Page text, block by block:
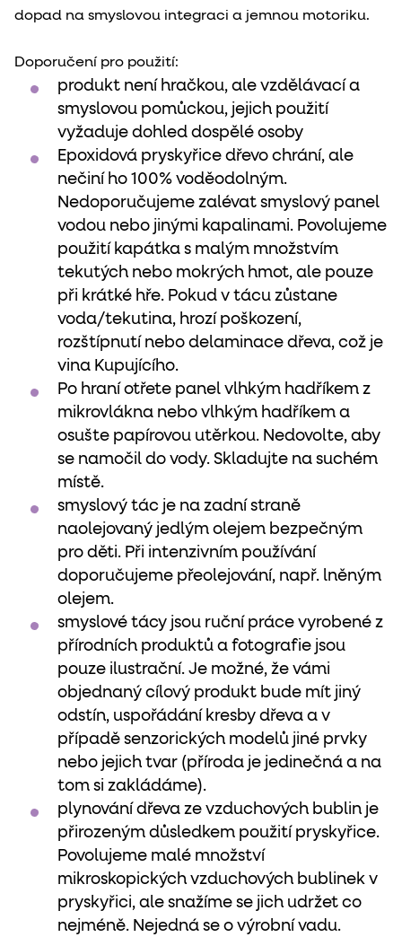
dopad na smyslovou integraci a jemnou motoriku.
Doporučení pro použití:
produkt není hračkou, ale vzdělávací a
smyslovou pomůckou, jejich použití
vyžaduje dohled dospělé osoby
Epoxidová pryskyřice dřevo chrání, ale
nečiní ho 100% voděodolným.
Nedoporučujeme zalévat smyslový panel
vodou nebo jinými kapalinami. Povolujeme
použití kapátka s malým množstvím
tekutých nebo mokrých hmot, ale pouze
při krátké hře. Pokud v tácu zůstane
voda/tekutina, hrozí poškození,
rozštípnutí nebo delaminace dřeva, což je
vina Kupujícího.
Po hraní otřete panel vlhkým hadříkem z
mikrovlákna nebo vlhkým hadříkem a
osušte papírovou utěrkou. Nedovolte, aby
se namočil do vody. Skladujte na suchém
místě.
smyslový tác je na zadní straně
naolejovaný jedlým olejem bezpečným
pro děti. Při intenzivním používání
doporučujeme přeolejování, např. lněným
olejem.
smyslové tácy jsou ruční práce vyrobené z
přírodních produktů a fotografie jsou
pouze ilustrační. Je možné, že vámi
objednaný cílový produkt bude mít jiný
odstín, uspořádání kresby dřeva a v
případě senzorických modelů jiné prvky
nebo jejich tvar (příroda je jedinečná a na
tom si zakládáme).
plynování dřeva ze vzduchových bublin je
přirozeným důsledkem použití pryskyřice.
Povolujeme malé množství
mikroskopických vzduchových bublinek v
pryskyřici, ale snažíme se jich udržet co
nejméně. Nejedná se o výrobní vadu.